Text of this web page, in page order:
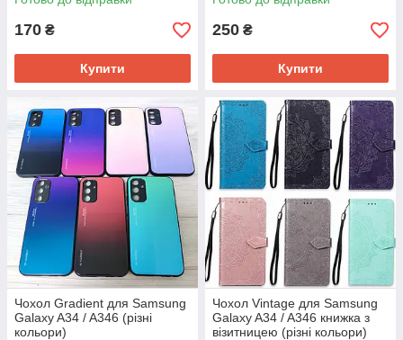
170 ₴
Купити
250 ₴
Купити
Чохол Gradient для Samsung
Galaxy A34 / A346 (різні
кольори)
Чохол Vintage для Samsung
Galaxy A34 / A346 книжка з
візитницею (різні кольори)